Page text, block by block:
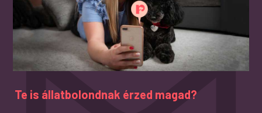
Te is állatbolondnak érzed magad?